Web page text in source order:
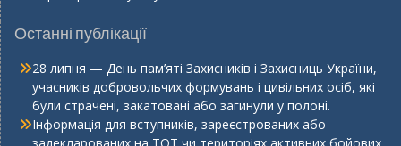
Останні публікації
28 липня — День пам’яті Захисників і Захисниць України,
учасників добровольчих формувань і цивільних осіб, які
були страчені, закатовані або загинули у полоні.
Інформація для вступників, зареєстрованих або